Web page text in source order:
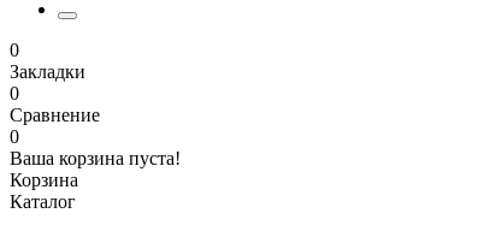
0
Закладки
0
Сравнение
0
Ваша корзина пуста!
Корзина
Каталог